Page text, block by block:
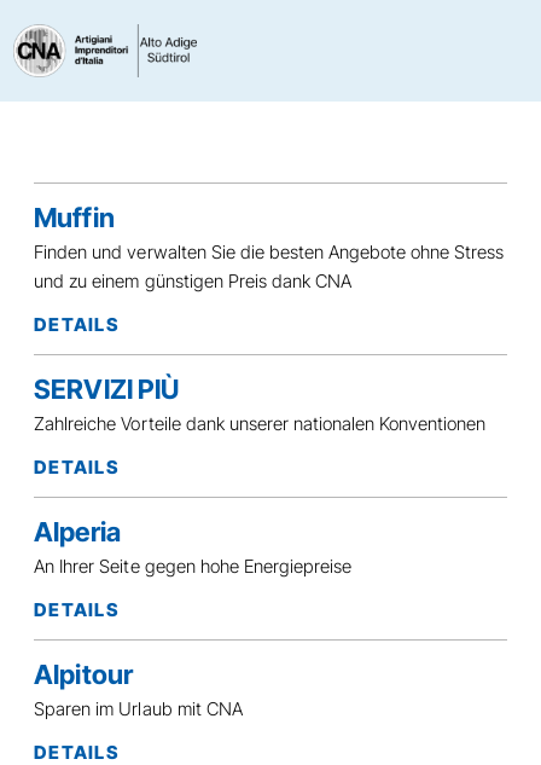
Muffin
Finden und verwalten Sie die besten Angebote ohne Stress
und zu einem günstigen Preis dank CNA
DETAILS
SERVIZI PIÙ
Zahlreiche Vorteile dank unserer nationalen Konventionen
DETAILS
Alperia
An Ihrer Seite gegen hohe Energiepreise
DETAILS
Alpitour
Sparen im Urlaub mit CNA
DETAILS